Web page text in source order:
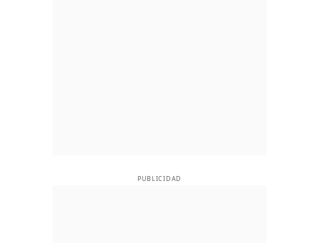
PUBLICIDAD